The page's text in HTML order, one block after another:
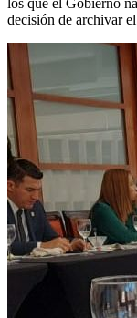
decisión de archivar